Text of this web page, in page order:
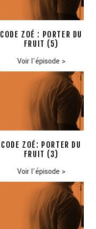
CODE ZOÉ : PORTER DU
FRUIT (5)
Voir l'épisode >
CODE ZOÉ: PORTER DU
FRUIT (3)
Voir l'épisode >